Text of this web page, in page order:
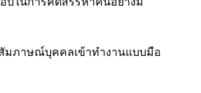
มภาษณ์บุคคลเข้าทำงานแบบมือ